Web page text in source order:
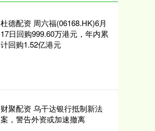
杜德配资 周六福(06168.HK)6月
17日回购999.60万港元，年内累
计回购1.52亿港元
财聚配资 乌干达银行抵制新法
案，警告外资或加速撤离